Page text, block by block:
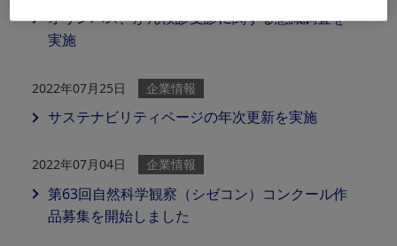
オリンパス、がん検診受診に関する意識調査を
実施
2022年07月25日 企業情報
サステナビリティページの年次更新を実施
2022年07月04日 企業情報
第63回自然科学観察（シゼコン）コンクール作
品募集を開始しました